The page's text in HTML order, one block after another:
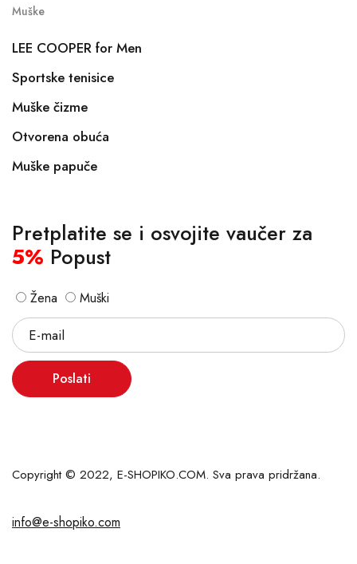
Muške
LEE COOPER for Men
Sportske tenisice
Muške čizme
Otvorena obuća
Muške papuče
Pretplatite se i osvojite vaučer za
5% Popust
Žena Muški
Poslati
Copyright © 2022, E-SHOPIKO.COM. Sva prava pridržana.
info@e-shopiko.com